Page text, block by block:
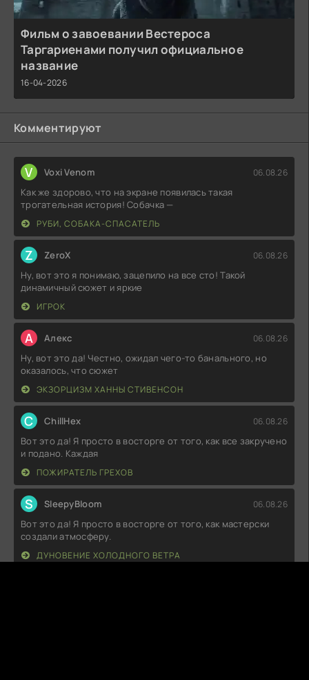
Фильм о завоевании Вестероса
Таргариенами получил официальное
название
16-04-2026
Комментируют
V Voxi Venom 06.08.26
Как же здорово, что на экране появилась такая
трогательная история! Собачка —
РУБИ, СОБАКА-СПАСАТЕЛЬ
Z ZeroX 06.08.26
Ну, вот это я понимаю, зацепило на все сто! Такой
динамичный сюжет и яркие
ИГРОК
А Алекс 06.08.26
Ну, вот это да! Честно, ожидал чего-то банального, но
оказалось, что сюжет
ЭКЗОРЦИЗМ ХАННЫ СТИВЕНСОН
C ChillHex 06.08.26
Вот это да! Я просто в восторге от того, как все закручено
и подано. Каждая
ПОЖИРАТЕЛЬ ГРЕХОВ
S SleepyBloom 06.08.26
Вот это да! Я просто в восторге от того, как мастерски
создали атмосферу.
ДУНОВЕНИЕ ХОЛОДНОГО ВЕТРА